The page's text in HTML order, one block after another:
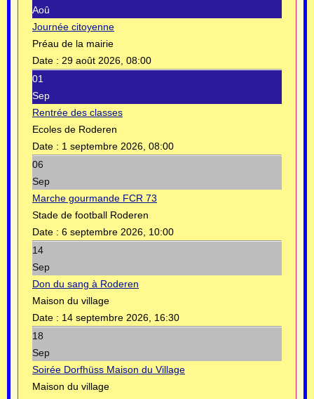
Aoû
Journée citoyenne
Préau de la mairie
Date : 29 août 2026, 08:00
01
Sep
Rentrée des classes
Ecoles de Roderen
Date : 1 septembre 2026, 08:00
06
Sep
Marche gourmande FCR 73
Stade de football Roderen
Date : 6 septembre 2026, 10:00
14
Sep
Don du sang à Roderen
Maison du village
Date : 14 septembre 2026, 16:30
18
Sep
Soirée Dorfhüss Maison du Village
Maison du village